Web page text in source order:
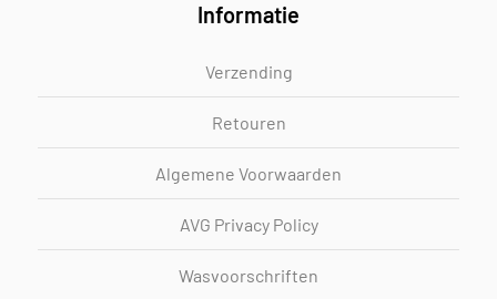
Informatie
Verzending
Retouren
Algemene Voorwaarden
AVG Privacy Policy
Wasvoorschriften